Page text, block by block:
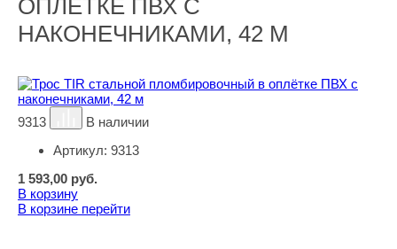
ОПЛЁТКЕ ПВХ С
НАКОНЕЧНИКАМИ, 42 М
9313
В наличии
Артикул: 9313
1 593,00 руб.
В корзину
В корзине перейти